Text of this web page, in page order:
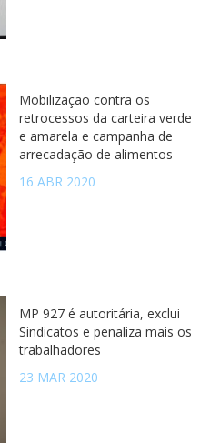
Mobilização contra os
retrocessos da carteira verde
e amarela e campanha de
arrecadação de alimentos
16 ABR 2020
MP 927 é autoritária, exclui
Sindicatos e penaliza mais os
trabalhadores
23 MAR 2020